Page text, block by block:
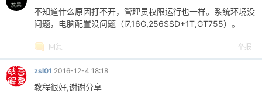
不知道什么原因打不开，管理员权限运行也一样。系统环境没
问题，电脑配置没问题（i7,16G,256SSD+1T,GT755）。
回复 举报
zsl01 2016-12-4 18:18
教程很好,谢谢分享